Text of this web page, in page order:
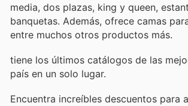
media, dos plazas, king y queen,
banquetas. Además, ofrece camas
entre muchos otros productos más.
tiene los últimos catálogos de las
país en un solo lugar.
Encuentra increíbles descuentos para